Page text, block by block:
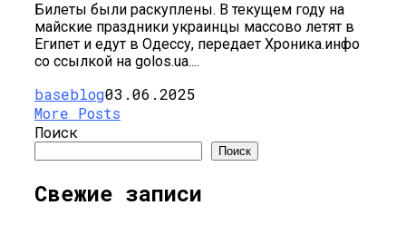
Билеты были раскуплены. В текущем году на
майские праздники украинцы массово летят в
Египет и едут в Одессу, передает Хроника.инфо
со ссылкой на golos.ua....
baseblog03.06.2025
More Posts
Поиск
Поиск
Свежие записи